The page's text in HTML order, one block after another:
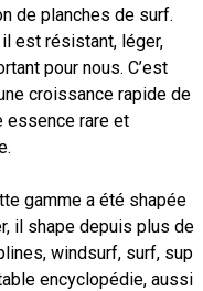
de planches de surf.
est résistant, léger,
pour nous. C’est
croissance rapide de
essence rare et
gamme a été shapée
il shape depuis plus de
windsurf, surf, sup
encyclopédie, aussi